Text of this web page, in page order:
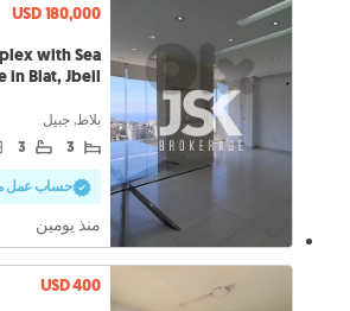
USD 180,000
with Sea
in Blat, Jbeil
بلاط, جبيل
3
3
حساب عمل
منذ يومين
USD 400